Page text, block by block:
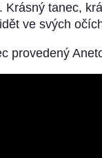
Krásný tanec,
ve svých
provedený